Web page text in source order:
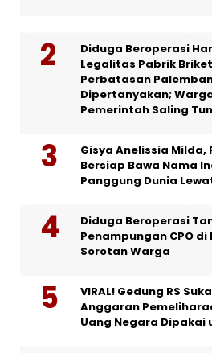
Diduga Beroperasi
Legalitas Pabrik
Perbatasan
Dipertanyakan;
Pemerintah Saling
Gisya Anelissia Milda,
Bersiap Bawa Nama
Panggung Dunia Lewat
Diduga Beroperasi
Penampungan CPO
Sorotan Warga
VIRAL! Gedung RS
Anggaran
Uang Negara Dipakai